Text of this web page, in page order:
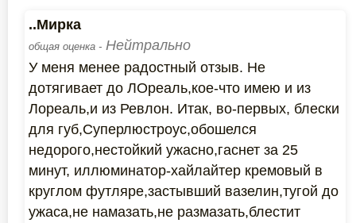
..Мирка
общая оценка - Нейтрально
У меня менее радостный отзыв. Не
дотягивает до ЛОреаль,кое-что имею и из
Лореаль,и из Ревлон. Итак, во-первых, блески
для губ,Суперлюстроус,обошелся
недорого,нестойкий ужасно,гаснет за 25
минут, иллюминатор-хайлайтер кремовый в
круглом футляре,застывший вазелин,тугой до
ужаса,не намазать,не размазать,блестит